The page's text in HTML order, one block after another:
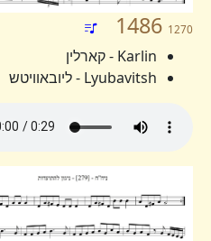
1486 1270
Karlin - קארלין
Lyubavitsh - ליובאוויטש